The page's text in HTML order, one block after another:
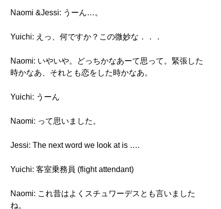
Naomi &Jessi: うーん…。
Yuichi: えっ、何ですか？この微妙な．．．
Naomi: いやいや。どっちかなあーて思って。緊張した
時かなあ、それとも恋をした時かなあ。
Yuichi: うーん
Naomi: って思いました。
Jessi: The next word we look at is ….
Yuichi: 客室乗務員 (flight attendant)
Naomi: これ昔はよくスチュワーデスとも言いました
ね。